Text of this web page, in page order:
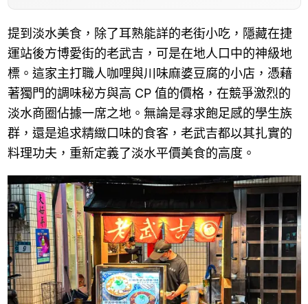
提到淡水美食，除了耳熟能詳的老街小吃，隱藏在捷
運站後方博愛街的老武吉，可是在地人口中的神級地
標。這家主打職人咖哩與川味麻婆豆腐的小店，憑藉
著獨門的調味秘方與高 CP 值的價格，在競爭激烈的
淡水商圈佔據一席之地。無論是尋求飽足感的學生族
群，還是追求精緻口味的食客，老武吉都以其扎實的
料理功夫，重新定義了淡水平價美食的高度。